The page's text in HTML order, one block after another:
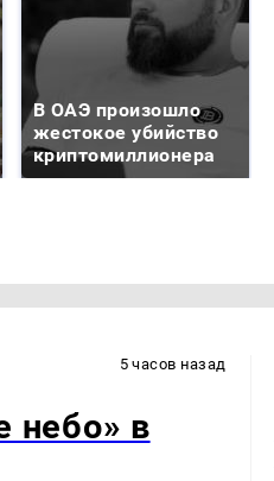
В ОАЭ произошло
жестокое убийство
криптомиллионера
5 часов назад
небо» в